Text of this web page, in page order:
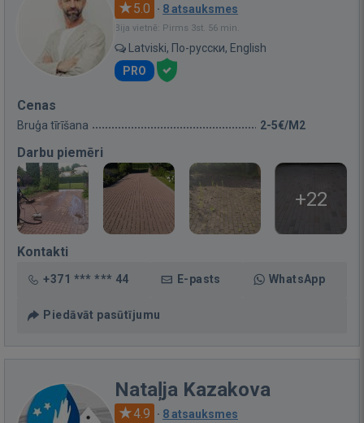
5.0 · 8 atsauksmes
Bija vietnē: Pirms 3st. 56 min.
Latviski, По-русски, English
PRO
Cenas
Bruģa tīrīšana 2-5€/M2
Darbu piemēri
+22
Kontakti
+371 *** *** 44 E-pasts WhatsApp
Piedāvāt pasūtījumu
Nataļja Kazakova
4.9 · 8 atsauksmes